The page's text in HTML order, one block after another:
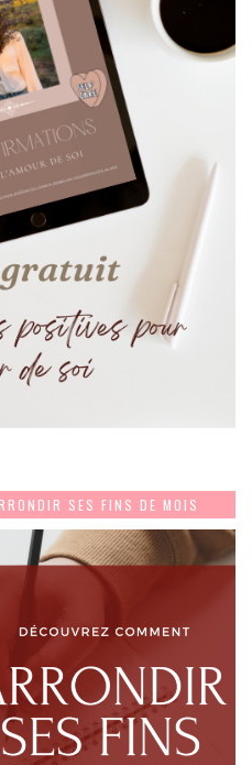
SES FINS DE MOIS